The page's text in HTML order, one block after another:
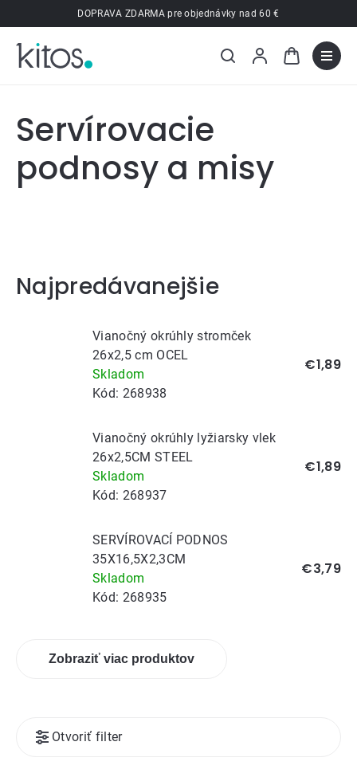
na
obsah
DOPRAVA ZDARMA pre objednávky nad 60 €
Servírovacie
podnosy a misy
Najpredávanejšie
Vianočný okrúhly stromček
26x2,5 cm OCEL
Skladom
Kód: 268938
€1,89
Vianočný okrúhly lyžiarsky vlek
26x2,5CM STEEL
Skladom
Kód: 268937
€1,89
SERVÍROVACÍ PODNOS
35X16,5X2,3CM
Skladom
Kód: 268935
€3,79
Zobraziť viac produktov
Otvoriť filter
Výpis